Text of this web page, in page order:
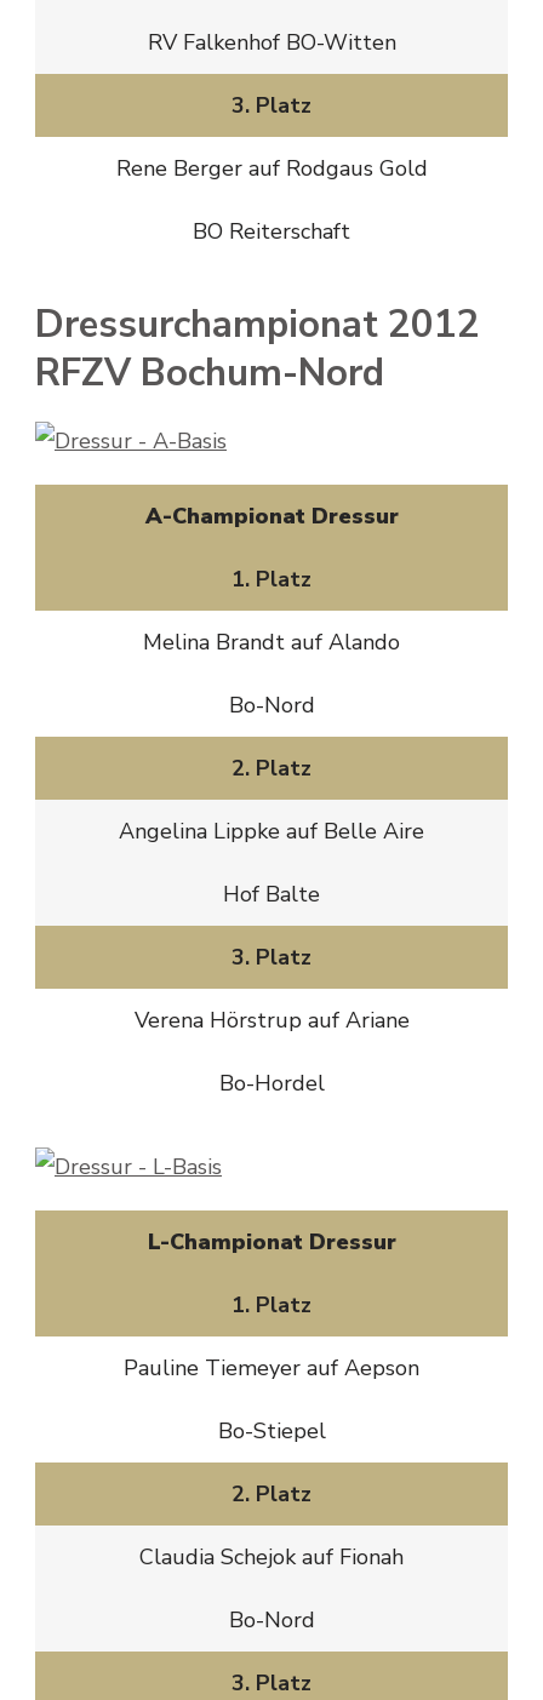
RV Falkenhof BO-Witten
3. Platz
Rene Berger auf Rodgaus Gold
BO Reiterschaft
Dressurchampionat 2012
RFZV Bochum-Nord
A-Championat Dressur
1. Platz
Melina Brandt auf Alando
Bo-Nord
2. Platz
Angelina Lippke auf Belle Aire
Hof Balte
3. Platz
Verena Hörstrup auf Ariane
Bo-Hordel
L-Championat Dressur
1. Platz
Pauline Tiemeyer auf Aepson
Bo-Stiepel
2. Platz
Claudia Schejok auf Fionah
Bo-Nord
3. Platz